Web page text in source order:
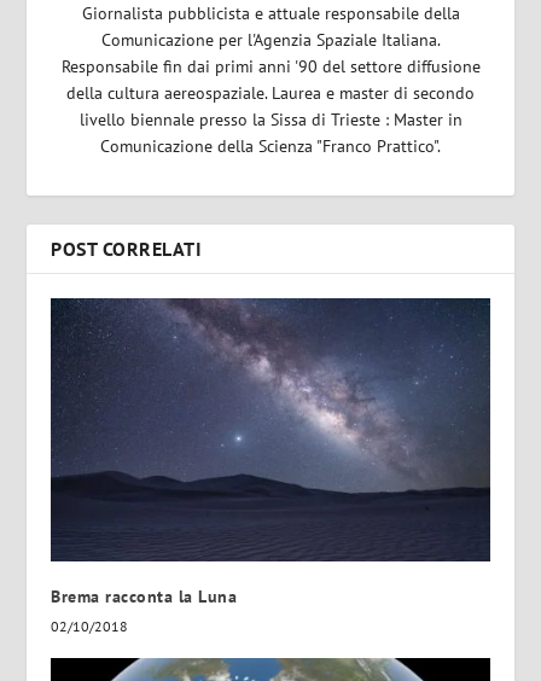
Giornalista pubblicista e attuale responsabile della
Comunicazione per l'Agenzia Spaziale Italiana.
Responsabile fin dai primi anni '90 del settore diffusione
della cultura aereospaziale. Laurea e master di secondo
livello biennale presso la Sissa di Trieste : Master in
Comunicazione della Scienza "Franco Prattico".
POST CORRELATI
Brema racconta la Luna
02/10/2018